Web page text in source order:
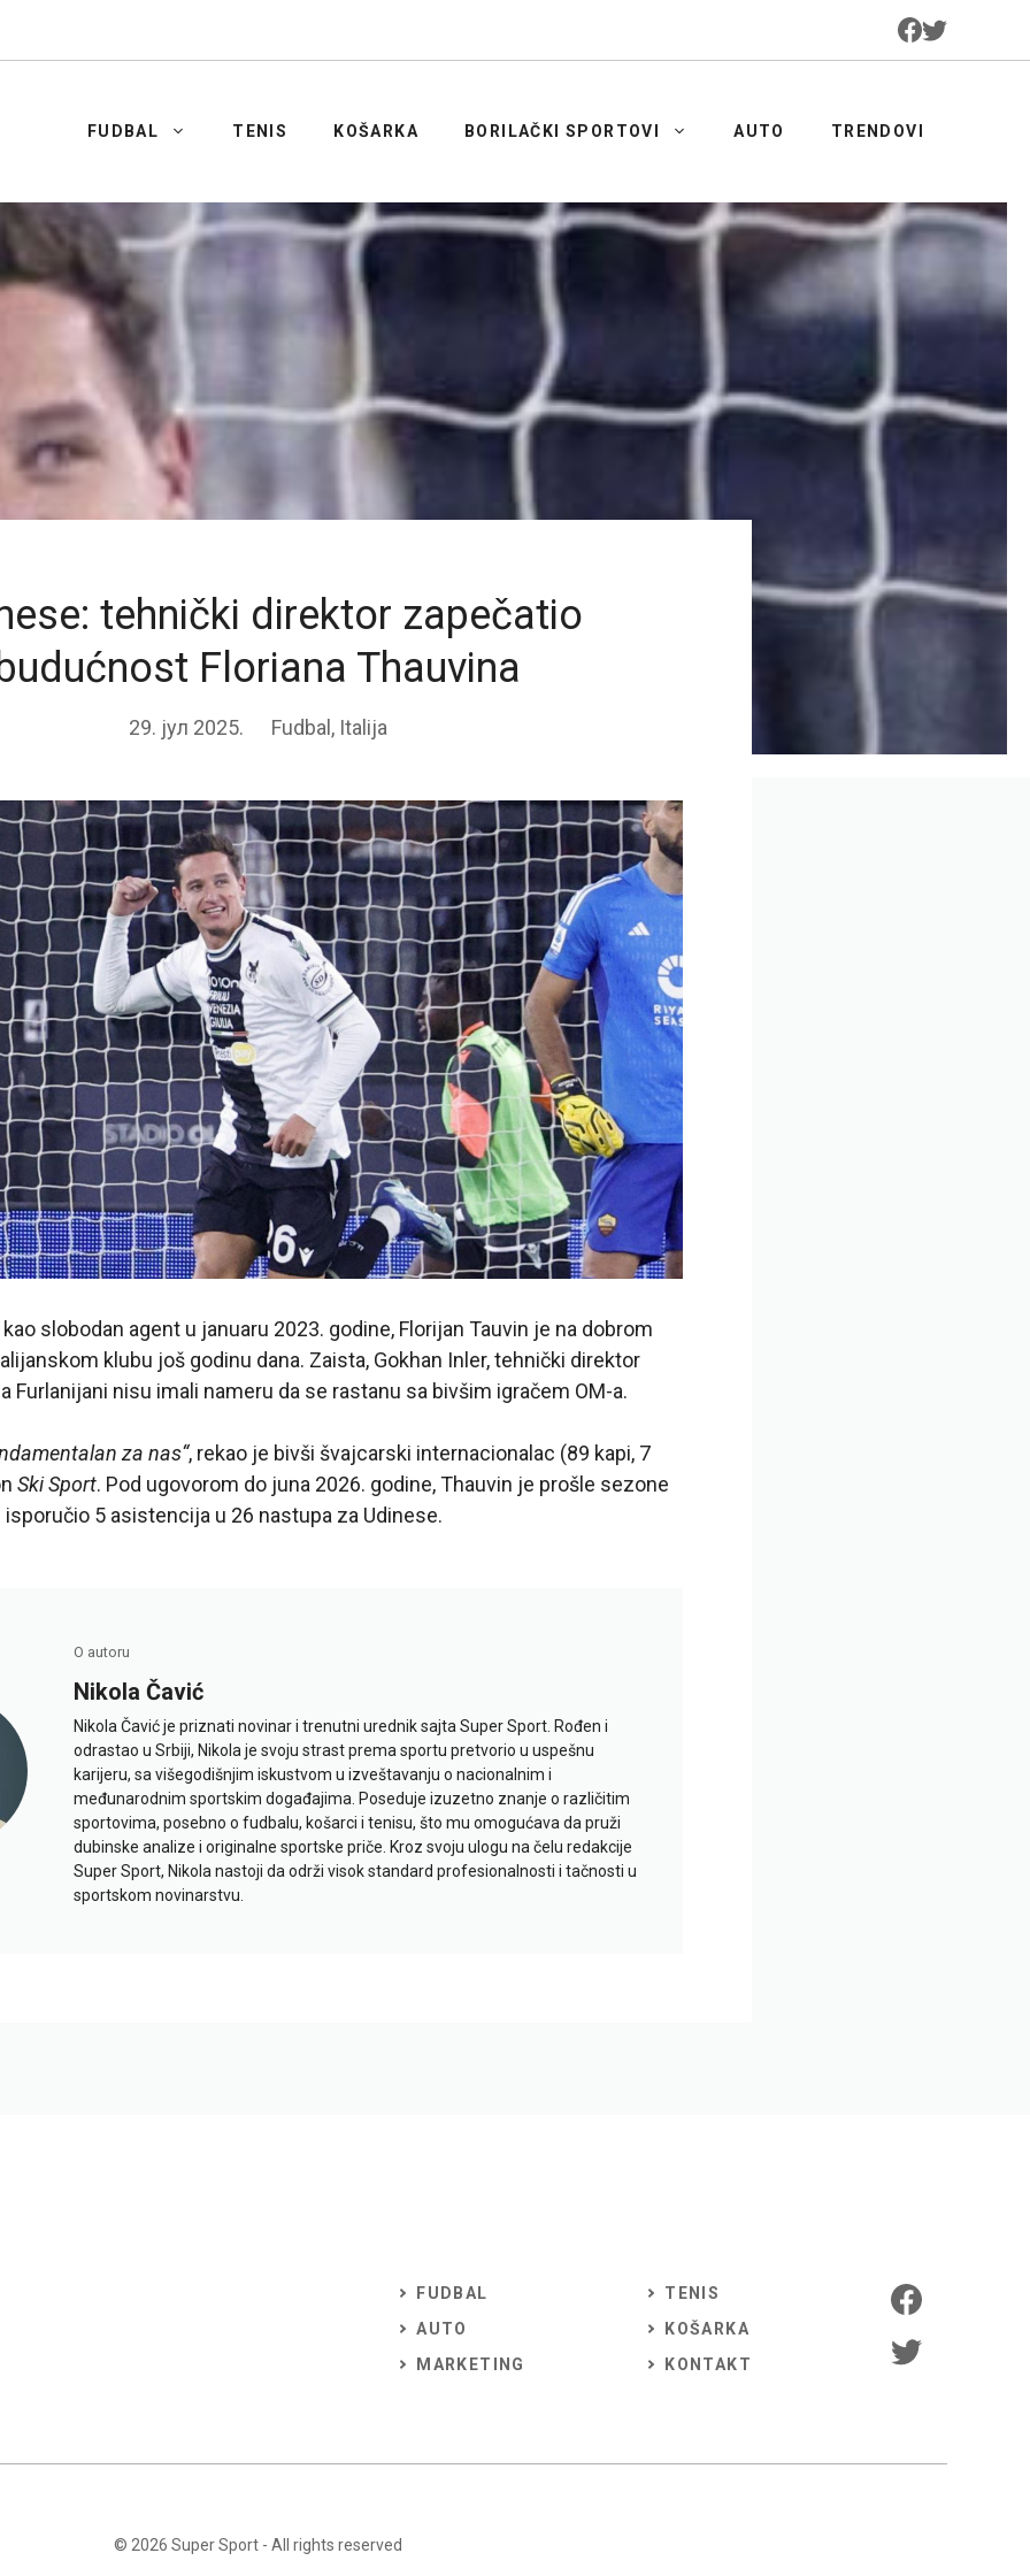
FUDBAL TENIS KOŠARKA BORILAČKI SPORTOVI AUTO TRENDOVI
tehnički direktor zapečatio
Floriana Thauvina
29. јул 2025. Fudbal , Italija
slobodan agent u januaru 2023. godine, Florijan Tauvin je na dobrom
klubu još godinu dana. Zaista, Gokhan Inler, tehnički direktor
Furlanijani nisu imali nameru da se rastanu sa bivšim igračem OM-a.
za nas“, rekao je bivši švajcarski internacionalac (89 kapi, 7
Ski Sport. Pod ugovorom do juna 2026. godine, Thauvin je prošle sezone
5 asistencija u 26 nastupa za Udinese.
O autoru
Nikola Čavić
Nikola Čavić je priznati novinar i trenutni urednik sajta Super Sport. Rođen i
odrastao u Srbiji, Nikola je svoju strast prema sportu pretvorio u uspešnu
karijeru, sa višegodišnjim iskustvom u izveštavanju o nacionalnim i
međunarodnim sportskim događajima. Poseduje izuzetno znanje o različitim
sportovima, posebno o fudbalu, košarci i tenisu, što mu omogućava da pruži
dubinske analize i originalne sportske priče. Kroz svoju ulogu na čelu redakcije
Super Sport, Nikola nastoji da održi visok standard profesionalnosti i tačnosti u
sportskom novinarstvu.
FUDBAL
AUTO
MARKETING
TENIS
KOŠARKA
KONTAKT
© 2026 Super Sport- All rights reserved